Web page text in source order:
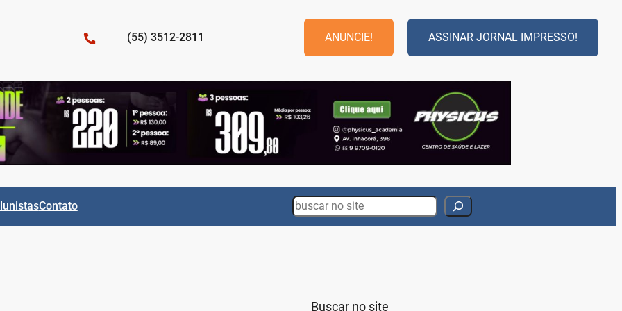
(55) 3512-2811 ANUNCIE! ASSINAR JORNAL IMPRESSO!
Contato Search
Buscar no site